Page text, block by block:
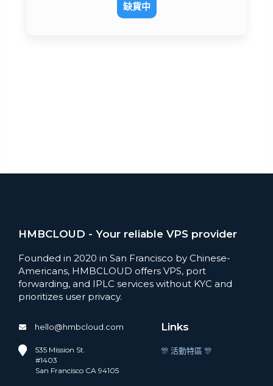
缺貨中
HMBCLOUD - Your reliable VPS provider
Founded in 2020 in San Francisco by Chinese-
Americans, HMBCLOUD offers VPS, port
forwarding, and IPLC services without KYC and
prioritizes user privacy.
hello@hmbcloud.com
535 Mission St.
#1403
San Francisco CA 94105
Links
🎊 活動特區 🎊